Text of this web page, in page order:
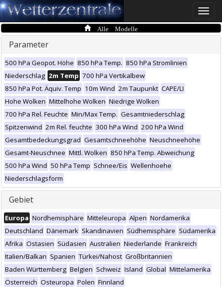
Toggle
Alle Modelle
Parameter
500 hPa Geopot. Höhe 850 hPa Temp. 850 hPa Stromlinien
Niederschlag 2m Temp 700 hPa Vertikalbew
850 hPa Pot. Äquiv. Temp 10m Wind 2m Taupunkt CAPE/LI
Hohe Wolken Mittelhohe Wolken Niedrige Wolken
700 hPa Rel. Feuchte Min/Max Temp. Gesamtniederschlag
Spitzenwind 2m Rel. feuchte 300 hPa Wind 200 hPa Wind
Gesamtbedeckungsgrad Gesamtschneehöhe Neuschneehöhe
Gesamt-Neuschnee Mittl. Wolken 850 hPa Temp. Abweichung
500 hPa Wind 50 hPa Temp Schnee/Eis Wellenhoehe
Niederschlagsform
Gebiet
Europa Nordhemisphäre Mitteleuropa Alpen Nordamerika
Deutschland Dänemark Skandinavien Südhemisphäre Südamerika
Afrika Ostasien Südasien Australien Niederlande Frankreich
Italien/Balkan Spanien Türkei/Nahost Großbritannien
Baden Württemberg Belgien Schweiz Island Global Mittelamerika
Österreich Osteuropa Polen Finnland